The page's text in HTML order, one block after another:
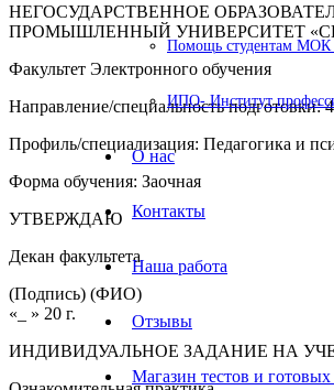
Помощь студентам
ИПО- Институт
О нас
Контакты
Наша работа
Отзывы
Магазин тестов и готовых
НЕГОСУДАРСТВЕННОЕ
ПРОМЫШЛЕННЫЙ УНИВЕРСИТЕТ
Факультет Электронного обучения
Направление/специальность подготовки:
Профиль/специализация: Педагогика и
Форма обучения: Заочная
УТВЕРЖДАЮ
Декан факультета
(Подпись) (ФИО)
«_ » 20 г.
ИНДИВИДУАЛЬНОЕ ЗАДАНИЕ НА